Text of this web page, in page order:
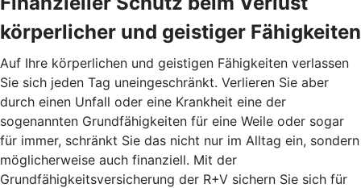
körperlicher und geistiger Fähigkeiten
Auf Ihre körperlichen und geistigen Fähigkeiten verlassen
Sie sich jeden Tag uneingeschränkt. Verlieren Sie aber
durch einen Unfall oder eine Krankheit eine der
sogenannten Grundfähigkeiten für eine Weile oder sogar
für immer, schränkt Sie das nicht nur im Alltag ein, sondern
möglicherweise auch finanziell. Mit der
Grundfähigkeitsversicherung der R+V sichern Sie sich für